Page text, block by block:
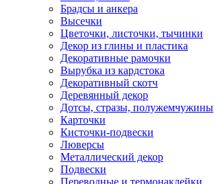
Брадсы и анкера
Высечки
Цветочки, листочки, тычинки
Декор из глины и пластика
Декоративные рамочки
Вырубка из кардстока
Декоративный скотч
Деревянный декор
Дотсы, стразы, полужемчужины
Карточки
Кисточки-подвески
Люверсы
Металлический декор
Подвески
Переводные и термонаклейки